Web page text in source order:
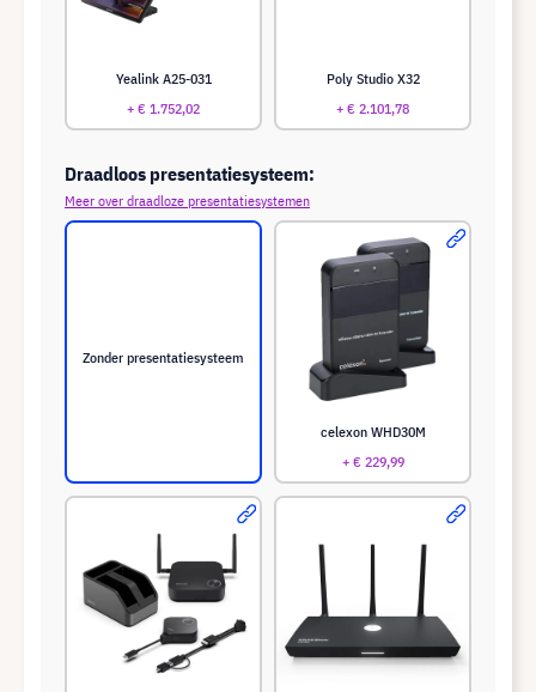
Yealink A25-031
+ € 1.752,02
Poly Studio X32
+ € 2.101,78
Draadloos presentatiesysteem:
Meer over draadloze presentatiesystemen
Zonder presentatiesysteem
celexon WHD30M
+ € 229,99